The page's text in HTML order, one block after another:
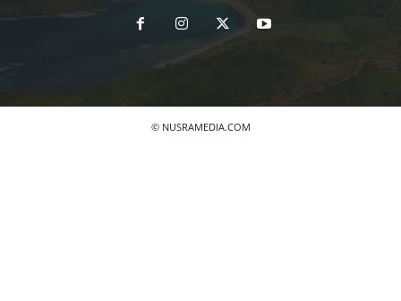
© NUSRAMEDIA.COM